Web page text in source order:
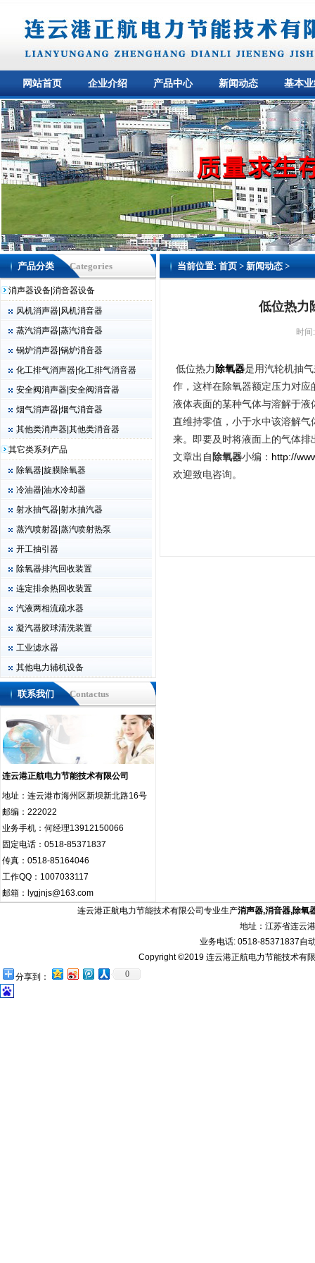
网站首页 企业介绍 产品中心 新闻动态 基本
产品分类 Categories
消声器设备|消音器设备
风机消声器|风机消音器
蒸汽消声器|蒸汽消音器
锅炉消声器|锅炉消音器
化工排气消声器|化工排气消音器
安全阀消声器|安全阀消音器
烟气消声器|烟气消音器
其他类消声器|其他类消音器
其它类系列产品
除氧器|旋膜除氧器
冷油器|油水冷却器
射水抽气器|射水抽汽器
蒸汽喷射器|蒸汽喷射热泵
开工抽引器
除氧器排汽回收装置
连定排余热回收装置
汽液两相流疏水器
凝汽器胶球清洗装置
工业滤水器
其他电力辅机设备
联系我们 Contactus
连云港正航电力节能技术有限公司
地址：连云港市海州区新坝新北路16号
邮编：222022
业务手机：何经理13912150066
固定电话：0518-85371837
传真：0518-85164046
工作QQ：1007033117
邮箱：lygjnjs@163.com
当前位置: 首页>新闻动态>
低位热力
时间:
低位热力 除氧器是用汽轮机抽
作，这样在除氧器额定压力对
液体表面的某种气体与溶解于
直维持零值，小于水中该溶解
来。即要及时将液面上的气体
文章出自 除氧器小编： http://
欢迎致电咨询。
连云港正航电力节能技术有限公司专业生产消声器,消音器,除氧
地址：江苏省连云
业务电话: 0518-85371837自
Copyright ©2019 连云港正航电力节能技术有
分享到：
0